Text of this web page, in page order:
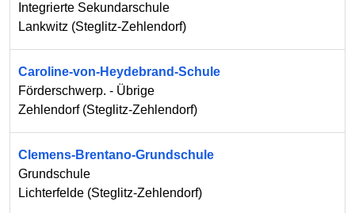
Integrierte Sekundarschule
Lankwitz (Steglitz-Zehlendorf)
Caroline-von-Heydebrand-Schule
Förderschwerp. - Übrige
Zehlendorf(Steglitz-Zehlendorf)
Clemens-Brentano-Grundschule
Grundschule
Lichterfelde (Steglitz-Zehlendorf)